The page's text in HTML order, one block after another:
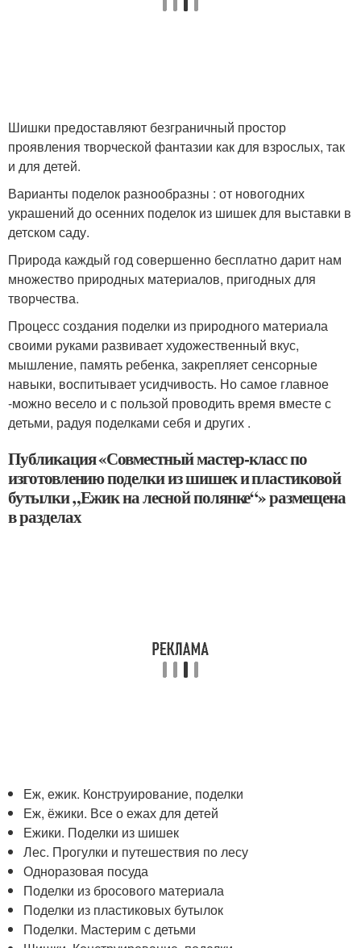
Шишки предоставляют безграничный простор
проявления творческой фантазии как для взрослых, так
и для детей.
Варианты поделок разнообразны : от новогодних
украшений до осенних поделок из шишек для выставки в
детском саду.
Природа каждый год совершенно бесплатно дарит нам
множество природных материалов, пригодных для
творчества.
Процесс создания поделки из природного материала
своими руками развивает художественный вкус,
мышление, память ребенка, закрепляет сенсорные
навыки, воспитывает усидчивость. Но самое главное
-можно весело и с пользой проводить время вместе с
детьми, радуя поделками себя и других .
Публикация «Совместный мастер-класс по
изготовлению поделки из шишек и пластиковой
бутылки „Ежик на лесной полянке“» размещена
в разделах
Еж, ежик. Конструирование, поделки
Еж, ёжики. Все о ежах для детей
Ежики. Поделки из шишек
Лес. Прогулки и путешествия по лесу
Одноразовая посуда
Поделки из бросового материала
Поделки из пластиковых бутылок
Поделки. Мастерим с детьми